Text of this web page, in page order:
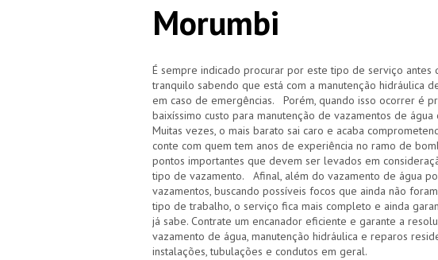
Morumbi
É sempre indicado procurar por este tipo de serviço antes
tranquilo sabendo que está com a manutenção hidráulica
em caso de emergências. Porém, quando isso ocorrer é
baixíssimo custo para manutenção de vazamentos de
Muitas vezes, o mais barato sai caro e acaba
conte com quem tem anos de experiência no ramo de
pontos importantes que devem ser levados em
tipo de vazamento. Afinal, além do vazamento de água
vazamentos, buscando possíveis focos que ainda não
tipo de trabalho, o serviço fica mais completo e ainda
já sabe. Contrate um encanador eficiente e garante a
vazamento de água, manutenção hidráulica e reparos
instalações, tubulações e condutos em geral.